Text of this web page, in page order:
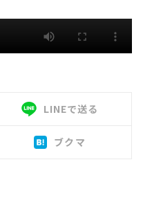
LINEで送る
ブクマ